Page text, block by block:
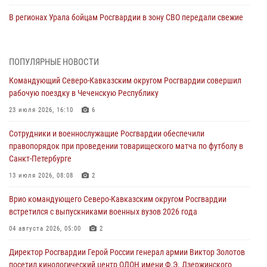
В регионах Урала бойцам Росгвардии в зону СВО передали свежие
проходит в Сибири
09 августа 2026, 04:00
Поклонной горе в Москве (видео)
08 августа 2026, 14:10 3
В ЛНР росгвардейцы провели тренировку по единоборствам для
08 августа 2026, 13:00 1
Сотрудники Росгвардии присоединились к утренней разминке у
08 августа 2026, 09:29
ПОПУЛЯРНЫЕ НОВОСТИ
Командующий Северо-Кавказским округом Росгвардии совершил
рабочую поездку в Чеченскую Республику
23 июля 2026, 16:10 6
Сотрудники и военнослужащие Росгвардии обеспечили
правопорядок при проведении товарищеского матча по футболу в
Санкт-Петербурге
13 июля 2026, 08:08 2
Врио командующего Северо-Кавказским округом Росгвардии
встретился с выпускниками военных вузов 2026 года
04 августа 2026, 05:00 2
Директор Росгвардии Герой России генерал армии Виктор Золотов
посетил кинологический центр ОДОН имени Ф.Э. Дзержинского